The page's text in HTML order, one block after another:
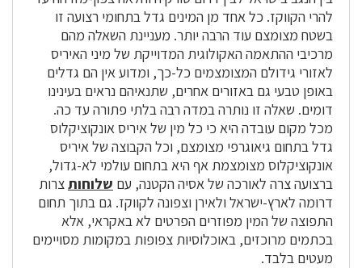
להרי הקווקז. כל אחד מן המינים גדל בתחומי רצועה זו
בשטח מצומצם עוד הרבה יותר. מעניינת השאלה מהם
מרכיבי ההתאמה האקולוגית המדוייקת של מיני האיריס
לאזורי גידולם המצומצמים כל-כך, ומדוע אין הם גדלים
באופן טבעי גם באזורים אחרים, שתנאיהם נראים בעינינו
דומים. שאלה זו נותרה במדה רבה בלתי פתורה עד כה.
מכל מקום עובדה היא כי כל מין של איריס אונקוציקלוס
גדל בתחום גיאוגרפי מצומצם, וכל הקבוצה של איריס
אונקוציקלוס מצומצמת אף היא בתחום עולמי לא-גדול,
ברצועה צרה לאורכה של אסיה הקטנה, עם שלוחותצרות
דרומה לארץ-ישראל ולאירן וצפונה לקווקז. גם בתוך תחום
התפוצה של המין מפוזרים הפרטים לא באקראי, אלא
בכתמים מרוכזים, באוכלוסיות צפופות במקומות מסויימים
מעטים בלבד.